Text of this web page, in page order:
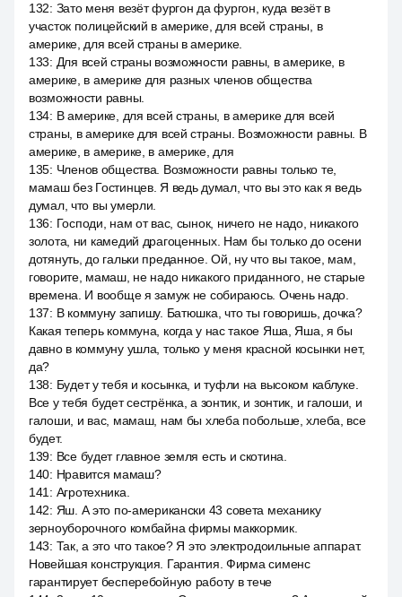
132: Зато меня везёт фургон да фургон, куда везёт в
участок полицейский в америке, для всей страны, в
америке, для всей страны в америке.
133: Для всей страны возможности равны, в америке, в
америке, в америке для разных членов общества
возможности равны.
134: В америке, для всей страны, в америке для всей
страны, в америке для всей страны. Возможности равны. В
америке, в америке, в америке, для
135: Членов общества. Возможности равны только те,
мамаш без Гостинцев. Я ведь думал, что вы это как я ведь
думал, что вы умерли.
136: Господи, нам от вас, сынок, ничего не надо, никакого
золота, ни камедий драгоценных. Нам бы только до осени
дотянуть, до гальки преданное. Ой, ну что вы такое, мам,
говорите, мамаш, не надо никакого приданного, не старые
времена. И вообще я замуж не собираюсь. Очень надо.
137: В коммуну запишу. Батюшка, что ты говоришь, дочка?
Какая теперь коммуна, когда у нас такое Яша, Яша, я бы
давно в коммуну ушла, только у меня красной косынки нет,
да?
138: Будет у тебя и косынка, и туфли на высоком каблуке.
Все у тебя будет сестрёнка, а зонтик, и зонтик, и галоши, и
галоши, и вас, мамаш, нам бы хлеба побольше, хлеба, все
будет.
139: Все будет главное земля есть и скотина.
140: Нравится мамаш?
141 : Агротехника.
142: Яш. А это по-американски 43 совета механику
зерноуборочного комбайна фирмы маккормик.
143: Так, а это что такое? Я это электродоильные аппарат.
Новейшая конструкция. Гарантия. Фирма сименс
гарантирует бесперебойную работу в тече